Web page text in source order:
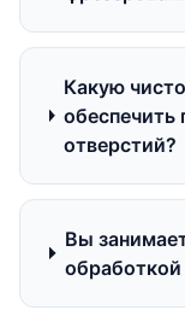
Какую
обеспечить
отверстий?
Вы
обработкой